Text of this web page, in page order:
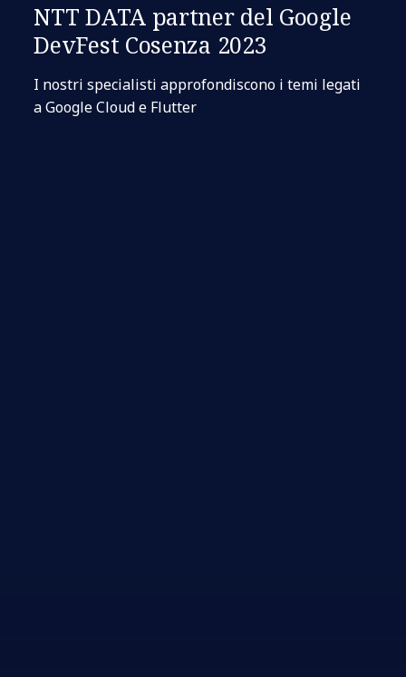
NTT DATA partner del Google
DevFest Cosenza 2023
I nostri specialisti approfondiscono i temi legati
a Google Cloud e Flutter